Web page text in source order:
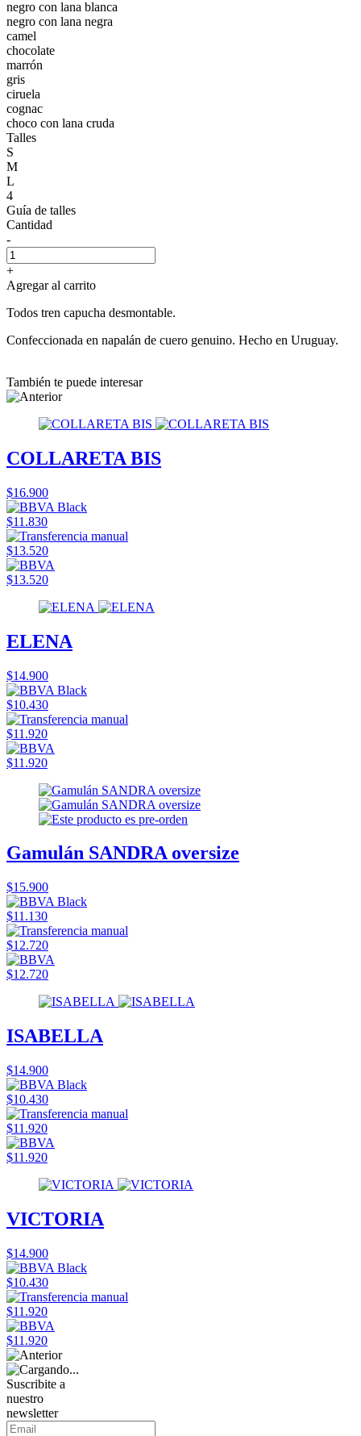
negro con lana blanca
negro con lana negra
camel
chocolate
marrón
gris
ciruela
cognac
choco con lana cruda
Talles
S
M
L
4
Guía de talles
Cantidad
-
+
Agregar al carrito
Todos tren capucha desmontable.
Confeccionada en napalán de cuero genuino. Hecho en Uruguay.
También te puede interesar
COLLARETA BIS
$16.900
$11.830
$13.520
$13.520
ELENA
$14.900
$10.430
$11.920
$11.920
Gamulán SANDRA oversize
$15.900
$11.130
$12.720
$12.720
ISABELLA
$14.900
$10.430
$11.920
$11.920
VICTORIA
$14.900
$10.430
$11.920
$11.920
Suscribite a
nuestro
newsletter